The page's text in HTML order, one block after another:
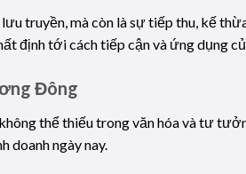
truyền, mà còn là sự tiếp thu, kế
định tới cách tiếp cận và ứng dụng
Đông
thể thiếu trong văn hóa và tư
doanh ngày nay.